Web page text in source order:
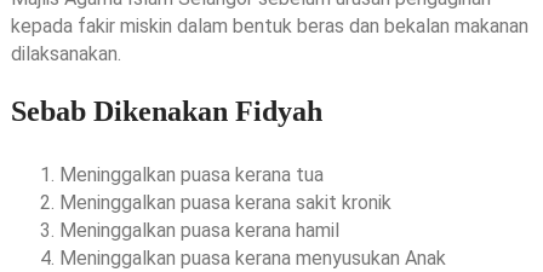
kepada fakir miskin dalam bentuk beras dan bekalan makanan
dilaksanakan.
Sebab Dikenakan Fidyah
Meninggalkan puasa kerana tua
Meninggalkan puasa kerana sakit kronik
Meninggalkan puasa kerana hamil
Meninggalkan puasa kerana menyusukan Anak